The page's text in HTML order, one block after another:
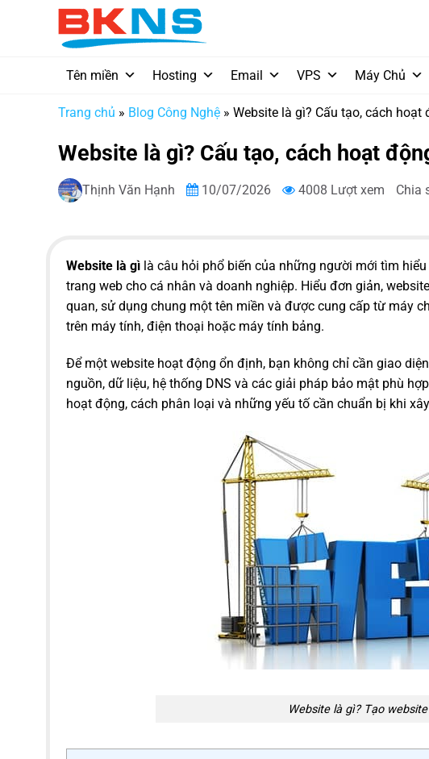
Tên miền Hosting Email VPS Máy Chủ
Trang chủ » Blog Công Nghệ » Website là gì? Cấu tạo, cách
Website là gì? Cấu tạo, cách hoạt
Thịnh Văn Hạnh 10/07/2026 4008 Lượt xem Chia
Website là gì là câu hỏi phổ biến của những người mới tìm
trang web cho cá nhân và doanh nghiệp. Hiểu đơn giản,
quan, sử dụng chung một tên miền và được cung cấp từ máy
trên máy tính, điện thoại hoặc máy tính bảng.
Để một website hoạt động ổn định, bạn không chỉ cần giao
nguồn, dữ liệu, hệ thống DNS và các giải pháp bảo mật phù
hoạt động, cách phân loại và những yếu tố cần chuẩn bị khi
Website là gì? Tạo